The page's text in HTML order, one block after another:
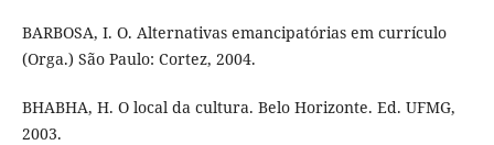
BARBOSA, I. O. Alternativas emancipatórias em currículo
(Orga.) São Paulo: Cortez, 2004.
BHABHA, H. O local da cultura. Belo Horizonte. Ed. UFMG,
2003.